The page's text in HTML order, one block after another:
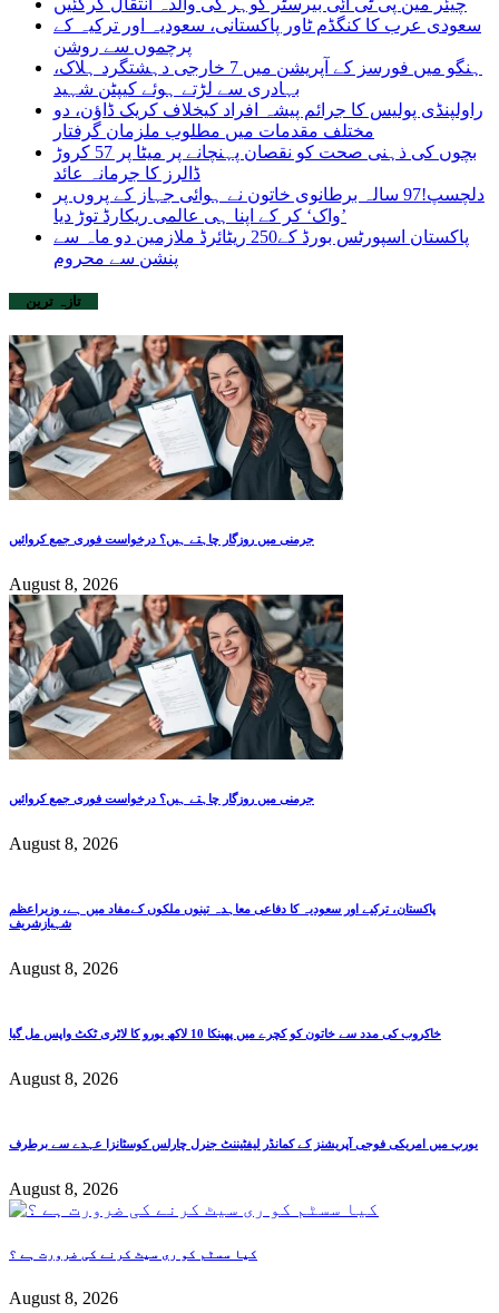
چیئر مین پی ٹی آئی بیرسٹر گوہر کی والدہ انتقال کرگئیں
سعودی عرب کا کنگڈم ٹاور پاکستانی، سعودیہ اور ترکیہ کے
پرچموں سے روشن
ہنگو میں فورسز کے آپریشن میں 7 خارجی دہشتگرد ہلاک،
بہادری سے لڑتے ہوئے کیپٹن شہید
راولپنڈی پولیس کا جرائم پیشہ افراد کیخلاف کریک ڈاؤن، دو
مختلف مقدمات میں مطلوب ملزمان گرفتار
بچوں کی ذہنی صحت کو نقصان پہنچانے پر میٹا پر 57 کروڑ
ڈالرز کا جرمانہ عائد
دلچسپ!97 سالہ برطانوی خاتون نے ہوائی جہاز کے پروں پر
’واک‘ کر کے اپنا ہی عالمی ریکارڈ توڑ دیا
پاکستان اسپورٹس بورڈ کے250 ریٹائرڈ ملازمین دو ماہ سے
پنشن سے محروم
تازہ ترین
جرمنی میں روزگار چاہتے ہیں؟ درخواست فوری جمع کروائیں
August 8, 2026
جرمنی میں روزگار چاہتے ہیں؟ درخواست فوری جمع کروائیں
August 8, 2026
پاکستان، ترکیے اور سعودیہ کا دفاعی معاہدہ تینوں ملکوں کےمفاد میں ہے، وزیراعظم
شہبازشریف
August 8, 2026
خاکروب کی مدد سے خاتون کو کچرے میں پھینکا 10 لاکھ یورو کا لاٹری ٹکٹ واپس مل گیا
August 8, 2026
یورپ میں امریکی فوجی آپریشنز کے کمانڈر لیفٹیننٹ جنرل چارلس کوسٹانزا عہدے سے برطرف
August 8, 2026
کیا سسٹم کو ری سیٹ کرنے کی ضرورت ہے ؟
August 8, 2026